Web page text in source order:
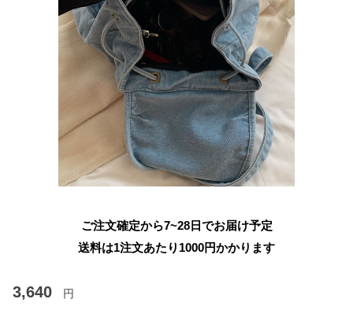
ご注文確定から7~28日でお届け予定
送料は1注文あたり 1000円かかります
3,640 円